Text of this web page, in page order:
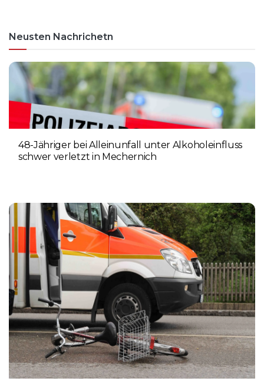
Neusten Nachrichetn
48-Jähriger bei Alleinunfall unter Alkoholeinfluss
schwer verletzt in Mechernich